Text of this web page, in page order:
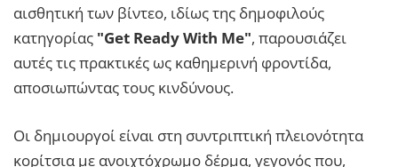
αισθητική των βίντεο, ιδίως της δημοφιλούς
κατηγορίας "Get Ready With Me", παρουσιάζει
αυτές τις πρακτικές ως καθημερινή φροντίδα,
αποσιωπώντας τους κινδύνους.
Οι δημιουργοί είναι στη συντριπτική πλειονότητα
κορίτσια με ανοιχτόχρωμο δέρμα, γεγονός που,